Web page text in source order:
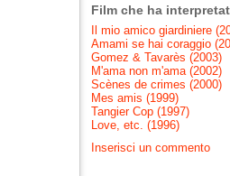
Film che ha
Il mio amico giardiniere
Amami se hai coraggio
Gomez & Tavarès (2003)
M'ama non m'ama (2002)
Scènes de crimes (2000)
Mes amis (1999)
Tangier Cop (1997)
Love, etc. (1996)
Inserisci un commento